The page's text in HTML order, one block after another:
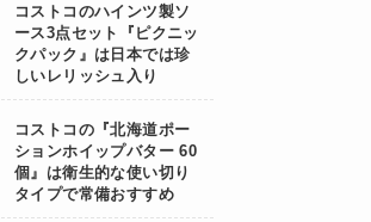
コストコのハインツ製ソ
ース3点セット『ピクニッ
クパック』は日本では珍
しいレリッシュ入り
コストコの『北海道ポー
ションホイップバター 60
個』は衛生的な使い切り
タイプで常備おすすめ